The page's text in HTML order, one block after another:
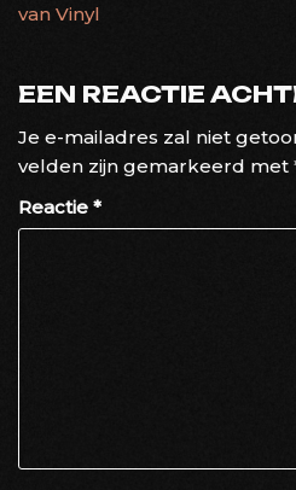
van Vinyl
EEN REACTIE
Je e-mailadres zal niet
velden zijn gemarkeerd met
Reactie *